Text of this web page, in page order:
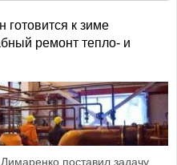
готовится к зиме
ремонт тепло- и
поставил задачу